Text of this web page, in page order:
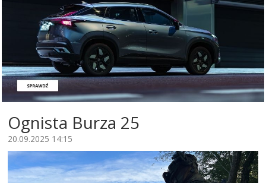
Ognista Burza 25
20.09.2025 14:15